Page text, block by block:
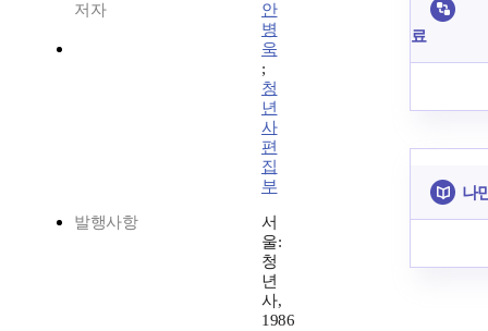
저자
안
병
욱
;
청
년
사
편
집
부
발행사항
서
울:
청
년
사,
1986
료
나